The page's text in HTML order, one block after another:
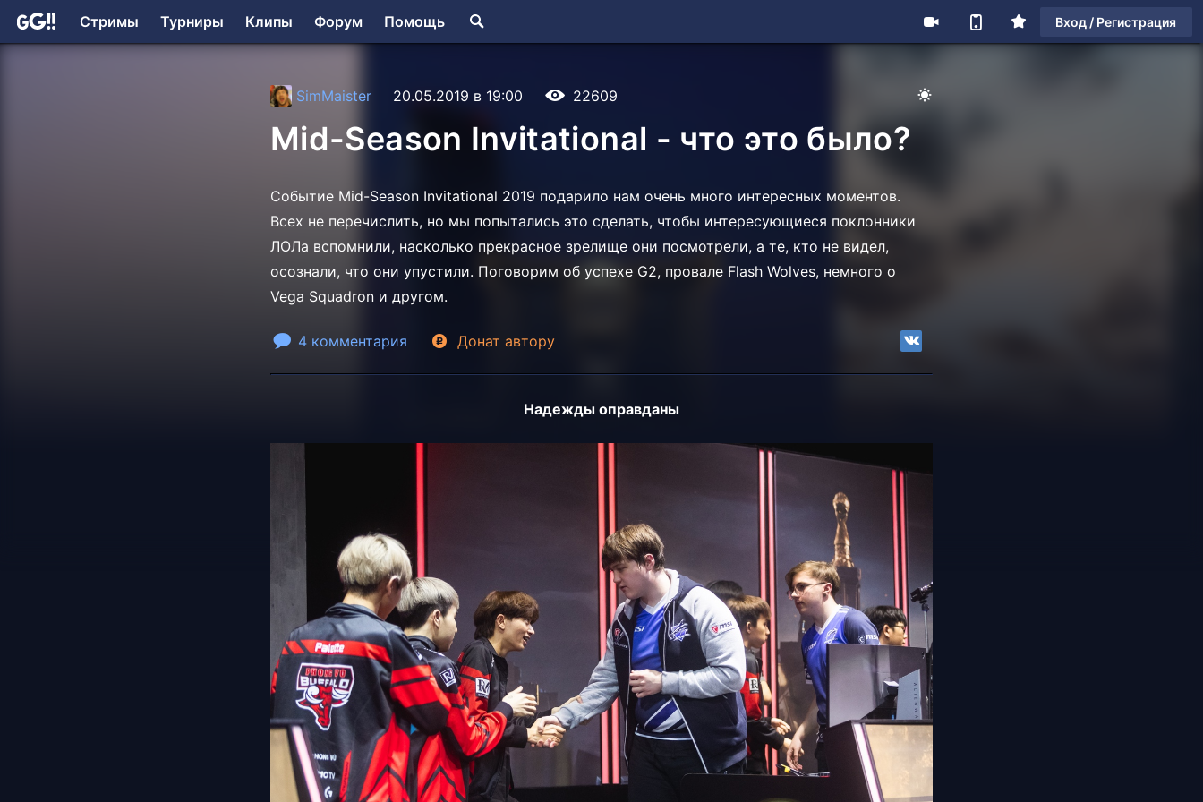
Стримы Турниры Клипы Форум Помощь Вход / Регистрация
SimMaister 20.05.2019 в 19:00 22609
Mid-Season Invitational - что это было?
Событие Mid-Season Invitational 2019 подарило нам очень много интересных моментов.
Всех не перечислить, но мы попытались это сделать, чтобы интересующиеся поклонники
ЛОЛа вспомнили, насколько прекрасное зрелище они посмотрели, а те, кто не видел,
осознали, что они упустили. Поговорим об успехе G2, провале Flash Wolves, немного о
Vega Squadron и другом.
4 комментария Донат автору
Надежды оправданы